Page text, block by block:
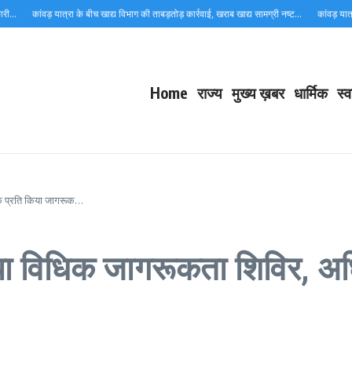
कांवड़ यात्रा के बीच खाद्य विभाग की ताबड़तोड़ कार्रवाई, खराब खाद्य सामग्री नष्ट… कांवड़
Home राज्य मुख्य ख़बर धार्मिक
प्रति किया जागरूक…
जागरूकता शिविर,